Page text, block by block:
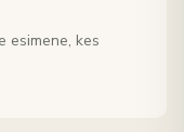
esimene, kes